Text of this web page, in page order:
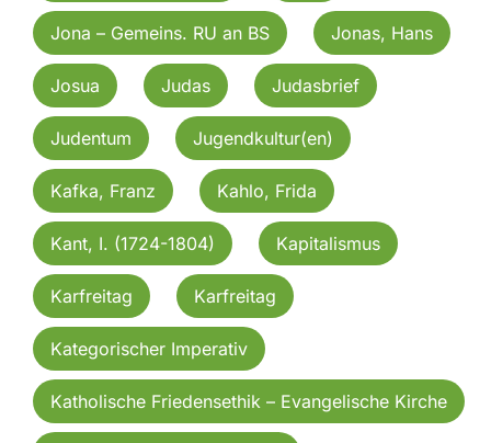
Jona – Gemeins. RU an BS Jonas, Hans
Josua Judas Judasbrief
Judentum Jugendkultur(en)
Kafka, Franz Kahlo, Frida
Kant, I. (1724-1804) Kapitalismus
Karfreitag Karfreitag
Kategorischer Imperativ
Katholische Friedensethik – Evangelische Kirche